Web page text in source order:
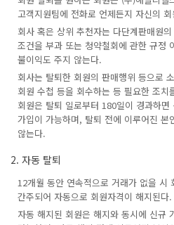
고객지원팀에 전화로 언제든지 자신의
회사 혹은 상위 추천자는 다단계판매원
조건을 부과 또는 청약철회에 관한 규정
불이익도 주지 않는다.
회사는 탈퇴한 회원의 판매행위 등으로
회원 수첩 등을 회수하는 등 필요한 조
회원은 탈퇴 일로부터 180일이 경과하
가입이 가능하며, 탈퇴 전에 이루어진 본
않는다.
2. 자동 탈퇴
12개월 동안 연속적으로 거래가 없을 시
간주되어 자동으로 회원자격이 해지된다.
자동 해지된 회원은 해지와 동시에 신규